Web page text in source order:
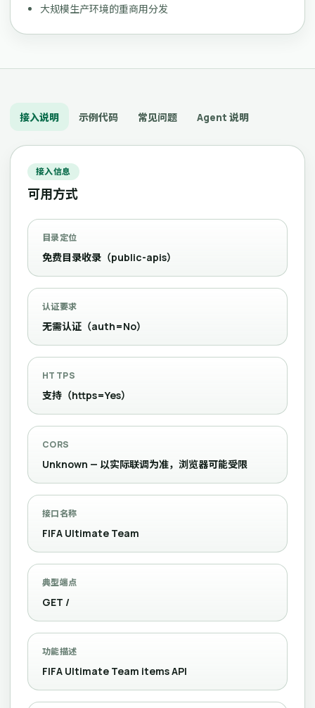
大规模生产环境的重商用分发
接入说明 示例代码 常见问题 Agent 说明
接入信息
可用方式
目录定位
免费目录收录（public-apis）
认证要求
无需认证（auth=No）
HTTPS
支持（https=Yes）
CORS
Unknown — 以实际联调为准，浏览器可能受限
接口名称
FIFA Ultimate Team
典型端点
GET /
功能描述
FIFA Ultimate Team items API